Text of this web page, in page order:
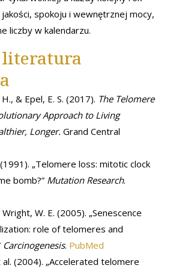
jakości, spokoju i wewnętrznej mocy,
liczby w kalendarzu.
literatura
& Epel, E. S. (2017). The Telomere
Approach to Living
Longer. Grand Central
„Telomere loss: mitotic clock
bomb?” Mutation Research.
Wright, W. E. (2005). „Senescence
role of telomeres and
Carcinogenesis. PubMed
al. (2004). „Accelerated telomere